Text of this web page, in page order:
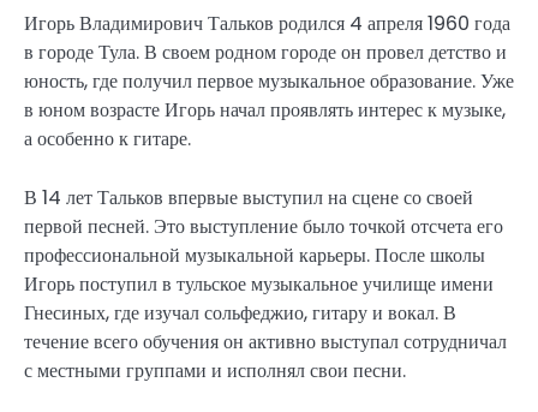
Игорь Владимирович Тальков родился 4 апреля 1960 года
в городе Тула. В своем родном городе он провел детство и
юность, где получил первое музыкальное образование. Уже
в юном возрасте Игорь начал проявлять интерес к музыке,
а особенно к гитаре.
В 14 лет Тальков впервые выступил на сцене со своей
первой песней. Это выступление было точкой отсчета его
профессиональной музыкальной карьеры. После школы
Игорь поступил в тульское музыкальное училище имени
Гнесиных, где изучал сольфеджио, гитару и вокал. В
течение всего обучения он активно выступал сотрудничал
с местными группами и исполнял свои песни.